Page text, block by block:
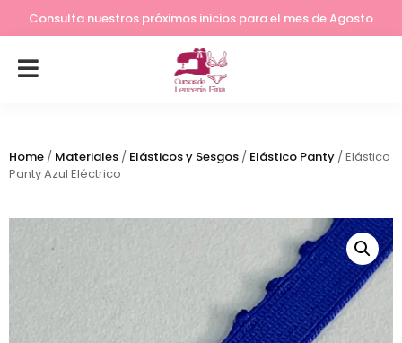
Lleva tu costura a otro nivel
Home / Materiales / Elásticos y Sesgos / Elástico Panty / Elástico
Panty Azul Eléctrico